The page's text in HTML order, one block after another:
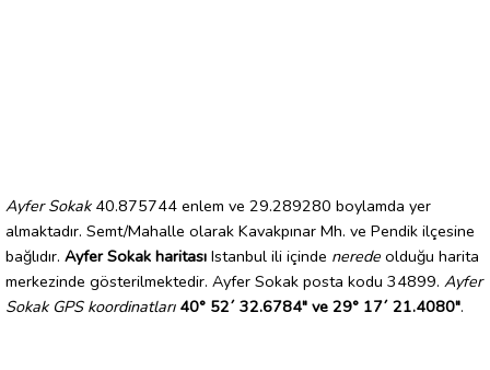
Ayfer Sokak40.875744 enlem ve 29.289280 boylamda yer
almaktadır. Semt/Mahalle olarak Kavakpınar Mh. ve Pendik ilçesine
bağlıdır. Ayfer Sokak haritası Istanbul ili içinde nerede olduğu harita
merkezinde gösterilmektedir. Ayfer Sokak posta kodu 34899. Ayfer
Sokak GPS koordinatları 40° 52´ 32.6784" ve 29° 17´ 21.4080".